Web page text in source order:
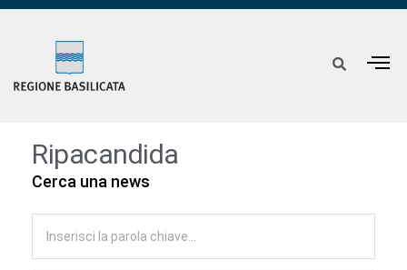
Ripacandida
Cerca una news